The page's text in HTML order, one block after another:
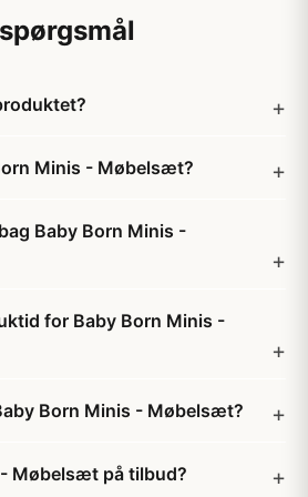
Minis - Møbelsæt?
Baby Born Minis -
for Baby Born Minis -
Born Minis - Møbelsæt?
Møbelsæt på tilbud?